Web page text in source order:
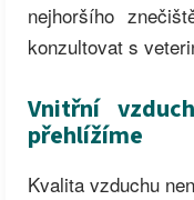
nejhoršího
konzultovat s
Vnitřní
přehlížíme
Kvalita vzduchu